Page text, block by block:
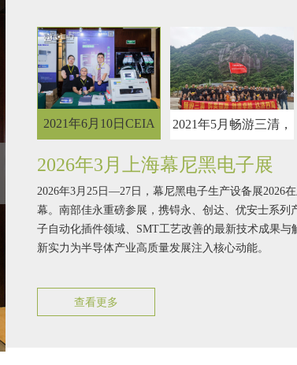
2021年5月畅游三清，
醉美婺源之旅
2019年6月28日SbSTC
研讨会武汉站
2026年3月上海幕尼黑电子展
2026年3月25日—27日，幕尼黑电子生产设备展2026
幕。南部佳永重磅参展，携锝永、创达、优安士系列
子自动化插件领域、SMT工艺改善的最新技术成果与
新实力为半导体产业高质量发展注入核心动能。
查看更多